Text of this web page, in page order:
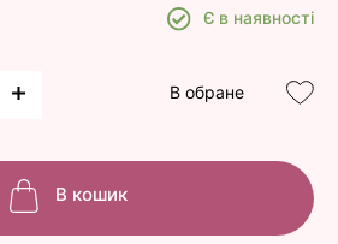
Є в наявності
В обране
В кошик